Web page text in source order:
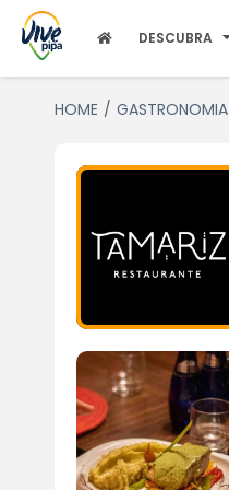
DESCUBRA
HOME GASTRONOMIA